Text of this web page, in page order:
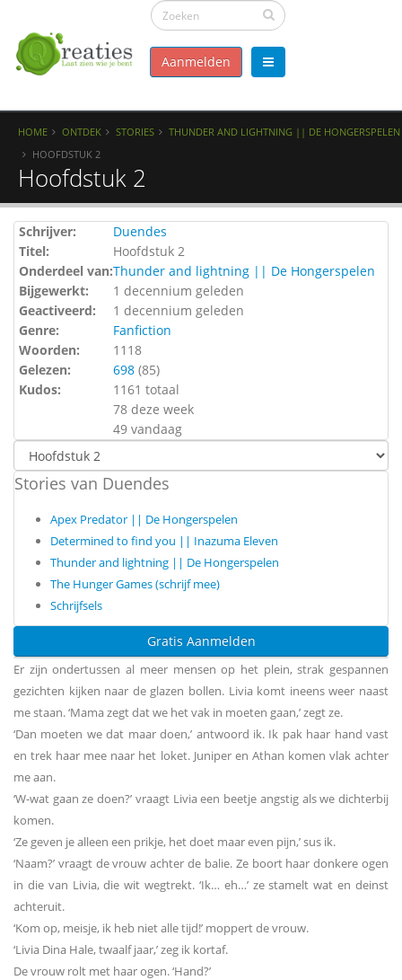
Aanmelden
HOME ONTDEK STORIES
THUNDER AND LIGHTNING || DE HONGERSPELEN
HOOFDSTUK 2
Hoofdstuk 2
Schrijver:
Duendes
Titel:
Hoofdstuk 2
Onderdeel van:Thunder and lightning || De Hongerspelen
Bijgewerkt:
1 decennium geleden
Geactiveerd:
1 decennium geleden
Genre:
Fanfiction
Woorden:
1118
Gelezen:
698 (85)
Kudos:
1161 totaal
78 deze week
49 vandaag
Stories van Duendes
Apex Predator || De Hongerspelen
Determined to find you || Inazuma Eleven
Thunder and lightning || De Hongerspelen
The Hunger Games (schrijf mee)
Schrijfsels
Gratis Aanmelden
Er zijn ondertussen al meer mensen op het plein, strak gespannen
gezichten kijken naar de glazen bollen. Livia komt ineens weer naast
me staan. ‘Mama zegt dat we het vak in moeten gaan,’ zegt ze.
‘Dan moeten we dat maar doen,’ antwoord ik. Ik pak haar hand vast
en trek haar mee naar het loket. Juniper en Athan komen vlak achter
me aan.
‘W-wat gaan ze doen?’ vraagt Livia een beetje angstig als we dichterbij
komen.
‘Ze geven je alleen een prikje, het doet maar even pijn,’ sus ik.
‘Naam?’ vraagt de vrouw achter de balie. Ze boort haar donkere ogen
in die van Livia, die wit wegtrekt. ‘Ik… eh…’ ze stamelt wat en deinst
achteruit.
‘Kom op, meisje, ik heb niet alle tijd!’ moppert de vrouw.
‘Livia Dina Hale, twaalf jaar,’ zeg ik kortaf.
De vrouw rolt met haar ogen. ‘Hand?’